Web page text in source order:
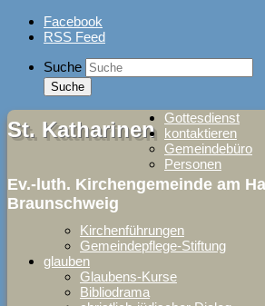
Skip
Facebook
RSS Feed
Suche
St. Katharinen
Ev.-luth. Kirchengemeinde am
Braunschweig
Gottesdienst
kontaktieren
Gemeindebüro
Personen
Kirchenführungen
Gemeindepflege-Stiftung
glauben
Glaubens-Kurse
Bibliodrama